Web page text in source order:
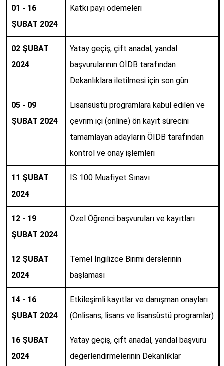
01 - 16
ŞUBAT 2024
Katkı payı ödemeleri
02 ŞUBAT
2024
Yatay geçiş, çift anadal, yandal
başvurularının ÖİDB tarafından
Dekanlıklara iletilmesi için son gün
05 - 09
ŞUBAT 2024
Lisansüstü programlara kabul edilen ve
çevrim içi (online) ön kayıt sürecini
tamamlayan adayların ÖİDB tarafından
kontrol ve onay işlemleri
11 ŞUBAT
2024
IS 100 Muafiyet Sınavı
12 - 19
ŞUBAT 2024
Özel Öğrenci başvuruları ve kayıtları
12 ŞUBAT
2024
Temel İngilizce Birimi derslerinin
başlaması
14 - 16
ŞUBAT 2024
Etkileşimli kayıtlar ve danışman onayları
(Önlisans, lisans ve lisansüstü programlar)
16 ŞUBAT
2024
Yatay geçiş, çift anadal, yandal başvuru
değerlendirmelerinin Dekanlıklar